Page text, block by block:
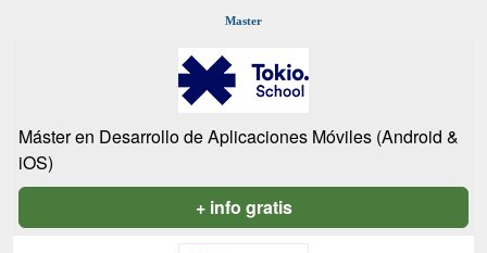
Master
Máster en Desarrollo de Aplicaciones Móviles (Android &
iOS)
+ info gratis